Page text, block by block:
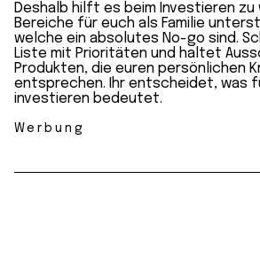
Deshalb hilft es beim Investieren zu
Bereiche für euch als Familie
welche ein absolutes No-go sind.
Liste mit Prioritäten und haltet
Produkten, die euren persönlichen
entsprechen. Ihr entscheidet, was
investieren bedeutet.
Werbung